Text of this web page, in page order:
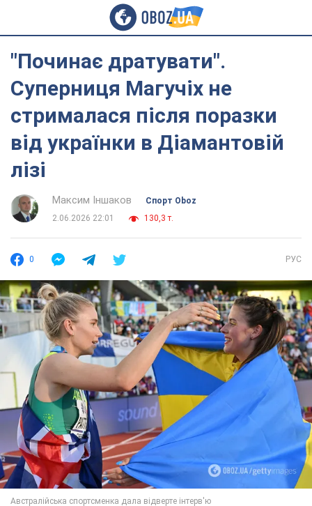
"Починає дратувати".
Суперниця Магучіх не
стрималася після поразки
від українки в Діамантовій
лізі
Максим Іншаков
Спорт Oboz
2.06.2026 22:01
130,3 т.
0 РУС